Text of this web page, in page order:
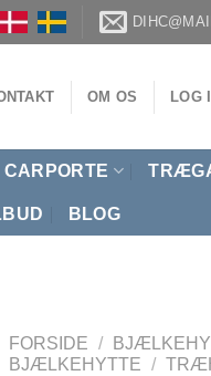
OM OS LOG
CARPORTE
BLOG
FORSIDE /
BJÆLKEHYTTE /